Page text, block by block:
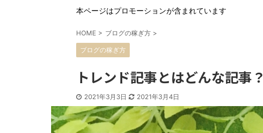
本ページはプロモーションが含まれています
HOME > ブログの稼ぎ方 >
ブログの稼ぎ方
トレンド記事とはどんな記事？
2021年3月3日 2021年3月4日